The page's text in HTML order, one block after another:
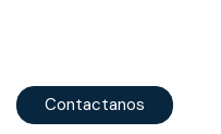
Contactanos